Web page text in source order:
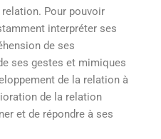
Pour pouvoir
interpréter ses
de ses
ses gestes et mimiques
de la relation à
de la relation
et de répondre à ses